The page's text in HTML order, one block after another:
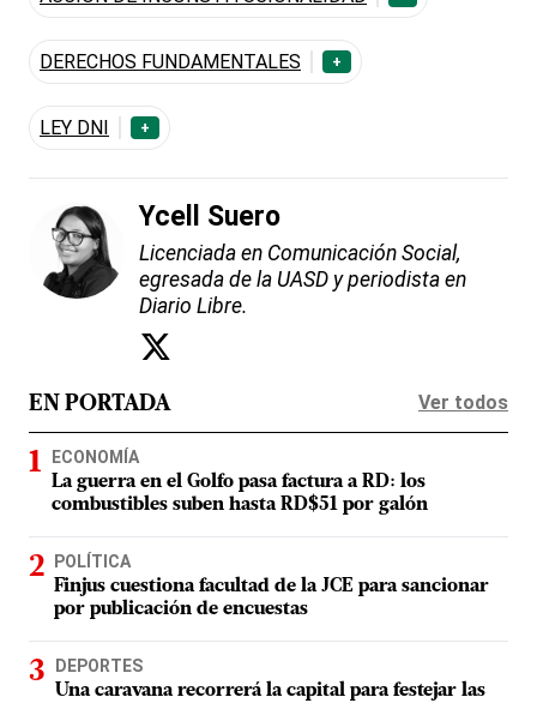
DERECHOS FUNDAMENTALES +
LEY DNI +
Ycell Suero
Licenciada en Comunicación Social,
egresada de la UASD y periodista en
Diario Libre.
EN PORTADA Ver todos
ECONOMÍA
La guerra en el Golfo pasa factura a RD: los
combustibles suben hasta RD$51 por galón
POLÍTICA
Finjus cuestiona facultad de la JCE para sancionar
por publicación de encuestas
DEPORTES
Una caravana recorrerá la capital para festejar las